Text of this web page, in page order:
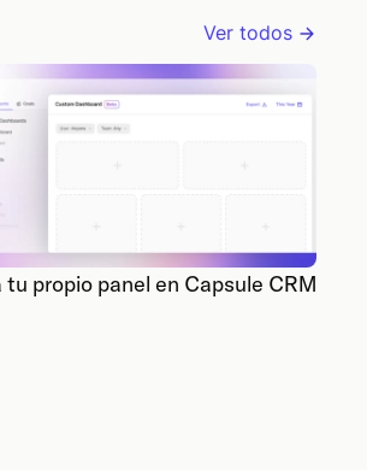
Ver todos
tu propio panel en Capsule CRM